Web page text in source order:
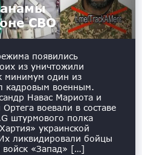
СВО
появились
из уничтожили
минимум один из
кадровым военным.
Навас Мариота и
воевали в составе
штурмового полка
украинской
ликвидировали бойцы
войск «Запад» […]